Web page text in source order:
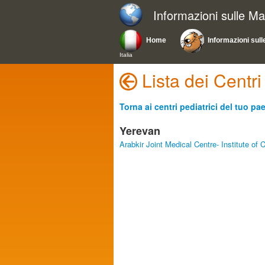
Informazioni sulle
Home
Italia
Informazioni
Lista dei
Torna ai centri pediatrici del tuo
Yerevan
Arabkir Joint Medical Centre- Institute of